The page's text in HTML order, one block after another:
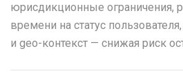
юрисдикционные ограничения,
времени на статус
и geo-контекст — снижая риск